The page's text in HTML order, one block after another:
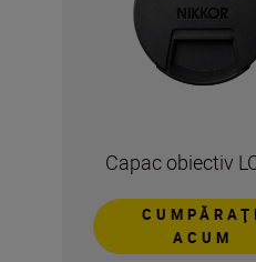
Capac obiectiv
CUMPĂRAŢI
ACUM